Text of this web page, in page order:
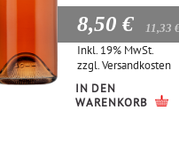
8,50 € 11,33
Inkl. 19% MwSt.
zzgl.Versandkosten
IN DEN
WARENKORB